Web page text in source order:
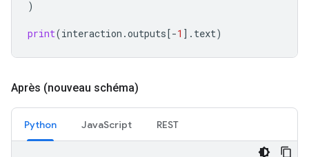
)
print(interaction .outputs[-1 ] . text)
Après (nouveau schéma)
Python JavaScript REST